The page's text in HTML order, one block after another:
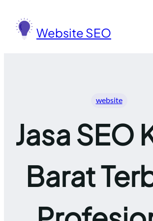
konten
Website SEO
website
Jasa SEO
Barat